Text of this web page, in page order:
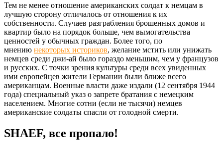
Тем не менее отношение американских солдат к немцам в
лучшую сторону отличалось от отношения к их
собственности. Случаев разграбления брошенных домов и
квартир было на порядок больше, чем вымогательства
ценностей у обычных граждан. Более того, по
мнению некоторых историков, желание мстить или унижать
немцев среди джи-ай было гораздо меньшим, чем у французов
и русских. С точки зрения культуры среди всех увиденных
ими европейцев жители Германии были ближе всего
американцам. Военные власти даже издали (12 сентября 1944
года) специальный указ о запрете братания с немецким
населением. Многие сотни (если не тысячи) немцев
американские солдаты спасли от голодной смерти.
SHAEF, все пропало!